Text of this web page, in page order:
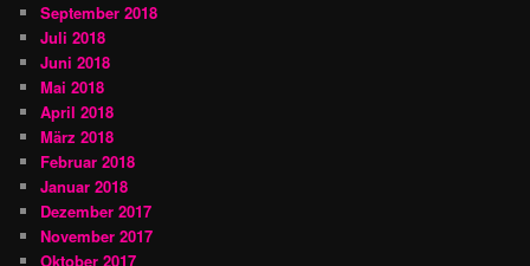
September 2018
Juli 2018
Juni 2018
Mai 2018
April 2018
März 2018
Februar 2018
Januar 2018
Dezember 2017
November 2017
Oktober 2017